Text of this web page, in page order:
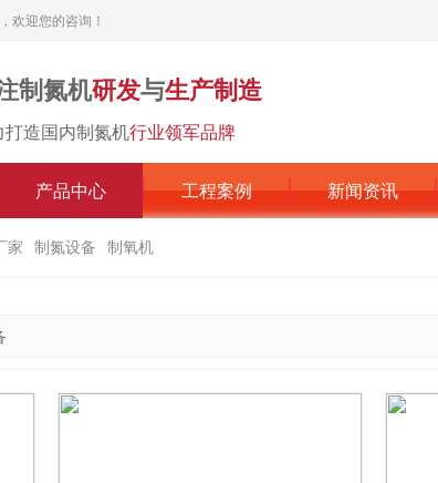
欢迎您的咨询！
制氮机研发与生产制造
打造国内制氮机行业领军品牌
产品中心 工程案例 新闻资讯
家 制氮设备 制氧机